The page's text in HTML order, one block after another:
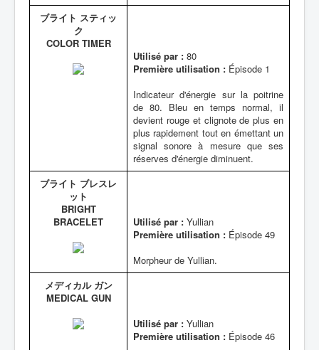
ブライト スティッ
ク
COLOR TIMER
Utilisé par : 80
Première utilisation : Épisode 1
Indicateur d'énergie sur la poitrine
de 80. Bleu en temps normal, il
devient rouge et clignote de plus en
plus rapidement tout en émettant un
signal sonore à mesure que ses
réserves d'énergie diminuent.
ブライト ブレスレ
ット
BRIGHT
BRACELET
Utilisé par : Yullian
Première utilisation : Épisode 49
Morpheur de Yullian.
メディカル ガン
MEDICAL GUN
Utilisé par : Yullian
Première utilisation : Épisode 46